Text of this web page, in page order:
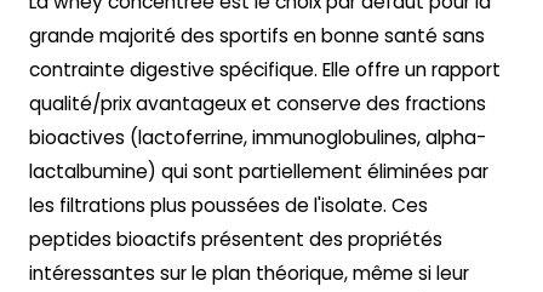
grande majorité des sportifs en bonne santé sans
contrainte digestive spécifique. Elle offre un rapport
qualité/prix avantageux et conserve des fractions
bioactives (lactoferrine, immunoglobulines, alpha-
lactalbumine) qui sont partiellement éliminées par
les filtrations plus poussées de l'isolate. Ces
peptides bioactifs présentent des propriétés
intéressantes sur le plan théorique, même si leur